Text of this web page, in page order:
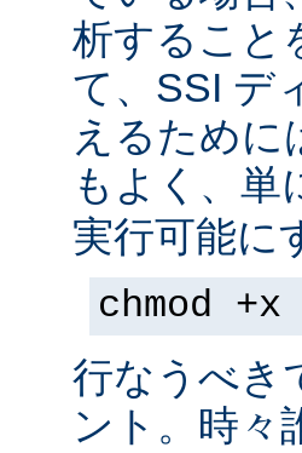
析すること
て、SSI デ
えるために
もよく、単
実行可能に
chmod
行なうべき
ント。時々